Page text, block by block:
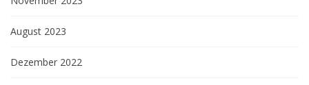
August 2023
Dezember 2022